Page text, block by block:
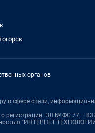
органов
в сфере связи,
регистрации: ЭЛ № ФС 77 –
"ИНТЕРНЕТ